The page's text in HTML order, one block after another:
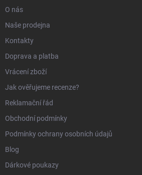
O nás
Naše prodejna
Kontakty
Doprava a platba
Vrácení zboží
Jak ověřujeme recenze?
Reklamační řád
Obchodní podmínky
Podmínky ochrany osobních údajů
Blog
Dárkové poukazy